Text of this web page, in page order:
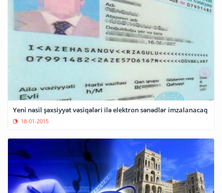
Yeni nəsil şəxsiyyət vəsiqələri ilə elektron sənədlər imzalanacaq
18-01-2015